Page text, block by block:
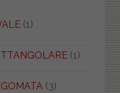
(1)
(1)
(3)